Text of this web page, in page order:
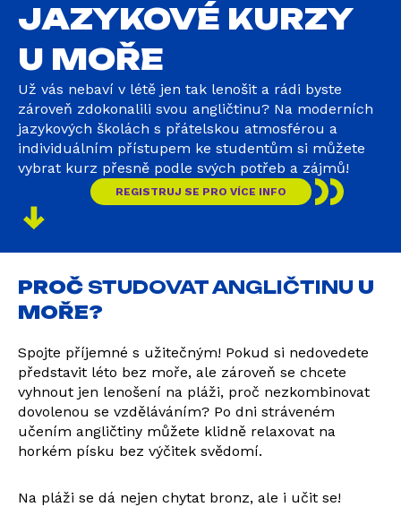
JAZYKOVÉ KURZY
U MOŘE
Už vás nebaví v létě jen tak lenošit a rádi byste
zároveň zdokonalili svou angličtinu? Na moderních
jazykových školách s přátelskou atmosférou a
individuálním přístupem ke studentům si můžete
vybrat kurz přesně podle svých potřeb a zájmů!
REGISTRUJ SE PRO VÍCE INFO
PROČ STUDOVAT ANGLIČTINU U
MOŘE?
Spojte příjemné s užitečným! Pokud si nedovedete
představit léto bez moře, ale zároveň se chcete
vyhnout jen lenošení na pláži, proč nezkombinovat
dovolenou se vzděláváním? Po dni stráveném
učením angličtiny můžete klidně relaxovat na
horkém písku bez výčitek svědomí.
Na pláži se dá nejen chytat bronz, ale i učit se!